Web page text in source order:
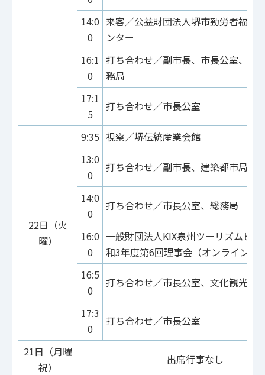
14:0
0
来客／公益財団法人堺市勤労者福祉
ンター
16:1
0
打ち合わせ／副市長、市長公室、教
務局
17:1
5
打ち合わせ／市長公室
22日（火
曜）
9:35 視察／堺伝統産業会館
13:0
0
打ち合わせ／副市長、建築都市局
14:0
0
打ち合わせ／市長公室、総務局
16:0
0
一般財団法人KIX泉州ツーリズムビ
和3年度第6回理事会（オンライン）
16:5
0
打ち合わせ／市長公室、文化観光局
17:3
0
打ち合わせ／市長公室
21日（月曜
祝）
出席行事なし